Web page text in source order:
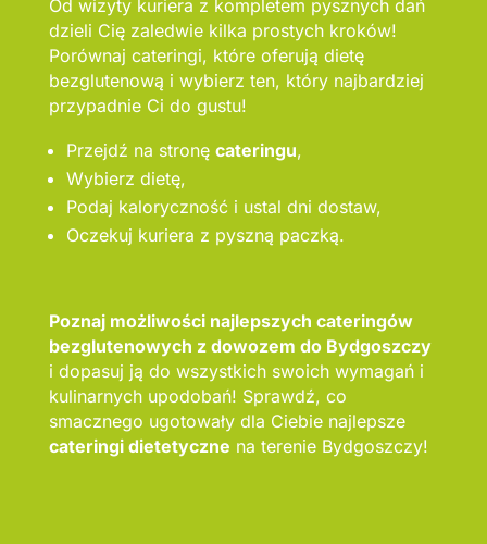
Od wizyty kuriera z kompletem pysznych dań
dzieli Cię zaledwie kilka prostych kroków!
Porównaj cateringi, które oferują dietę
bezglutenową i wybierz ten, który najbardziej
przypadnie Ci do gustu!
Przejdź na stronę cateringu,
Wybierz dietę,
Podaj kaloryczność i ustal dni dostaw,
Oczekuj kuriera z pyszną paczką.
Poznaj możliwości najlepszych cateringów
bezglutenowych z dowozem do Bydgoszczy
i dopasuj ją do wszystkich swoich wymagań i
kulinarnych upodobań! Sprawdź, co
smacznego ugotowały dla Ciebie najlepsze
cateringi dietetyczne na terenie Bydgoszczy!